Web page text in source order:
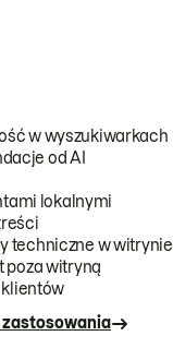
w wyszukiwarkach
od AI
lokalnymi
techniczne w witrynie
poza witryną
klientów